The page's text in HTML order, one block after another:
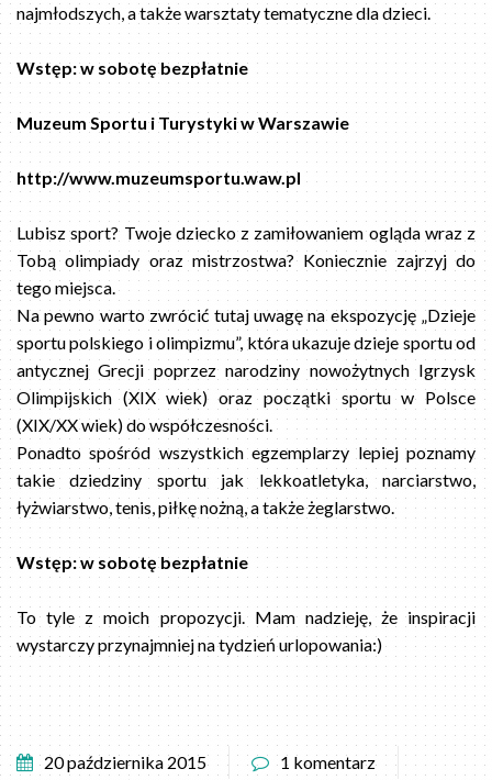
najmłodszych, a także warsztaty tematyczne dla dzieci.
Wstęp: w sobotę bezpłatnie
Muzeum Sportu i Turystyki w Warszawie
http://www.muzeumsportu.waw.pl
Lubisz sport? Twoje dziecko z zamiłowaniem ogląda wraz z
Tobą olimpiady oraz mistrzostwa? Koniecznie zajrzyj do
tego miejsca.
Na pewno warto zwrócić tutaj uwagę na ekspozycję „Dzieje
sportu polskiego i olimpizmu”, która ukazuje dzieje sportu od
antycznej Grecji poprzez narodziny nowożytnych Igrzysk
Olimpijskich (XIX wiek) oraz początki sportu w Polsce
(XIX/XX wiek) do współczesności.
Ponadto spośród wszystkich egzemplarzy lepiej poznamy
takie dziedziny sportu jak lekkoatletyka, narciarstwo,
łyżwiarstwo, tenis, piłkę nożną, a także żeglarstwo.
Wstęp: w sobotę bezpłatnie
To tyle z moich propozycji. Mam nadzieję, że inspiracji
wystarczy przynajmniej na tydzień urlopowania:)
20 października 2015 1 komentarz